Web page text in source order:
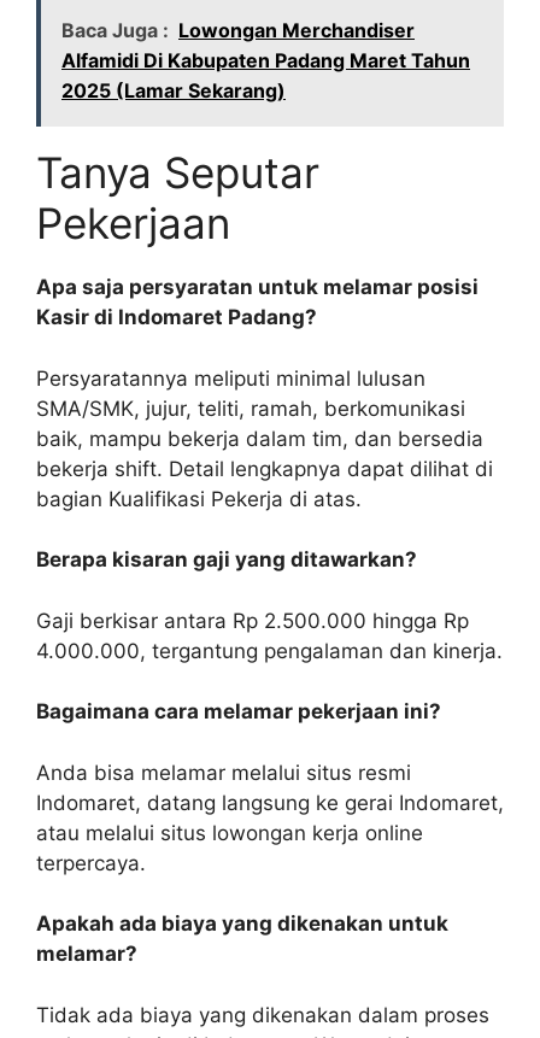
Baca Juga : Lowongan Merchandiser
Alfamidi Di Kabupaten Padang Maret Tahun
2025 (Lamar Sekarang)
Tanya Seputar
Pekerjaan
Apa saja persyaratan untuk melamar posisi
Kasir di Indomaret Padang?
Persyaratannya meliputi minimal lulusan
SMA/SMK, jujur, teliti, ramah, berkomunikasi
baik, mampu bekerja dalam tim, dan bersedia
bekerja shift. Detail lengkapnya dapat dilihat di
bagian Kualifikasi Pekerja di atas.
Berapa kisaran gaji yang ditawarkan?
Gaji berkisar antara Rp 2.500.000 hingga Rp
4.000.000, tergantung pengalaman dan kinerja.
Bagaimana cara melamar pekerjaan ini?
Anda bisa melamar melalui situs resmi
Indomaret, datang langsung ke gerai Indomaret,
atau melalui situs lowongan kerja online
terpercaya.
Apakah ada biaya yang dikenakan untuk
melamar?
Tidak ada biaya yang dikenakan dalam proses